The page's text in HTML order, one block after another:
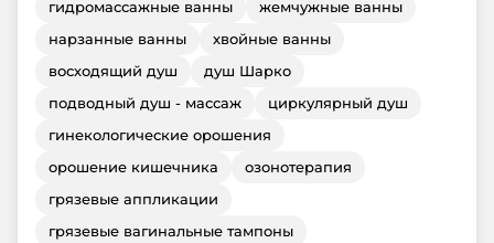
гидромассажные ванны
жемчужные ванны
нарзанные ванны
хвойные ванны
восходящий душ
душ Шарко
подводный душ - массаж
циркулярный душ
гинекологические орошения
орошение кишечника
озонотерапия
грязевые аппликации
грязевые вагинальные тампоны